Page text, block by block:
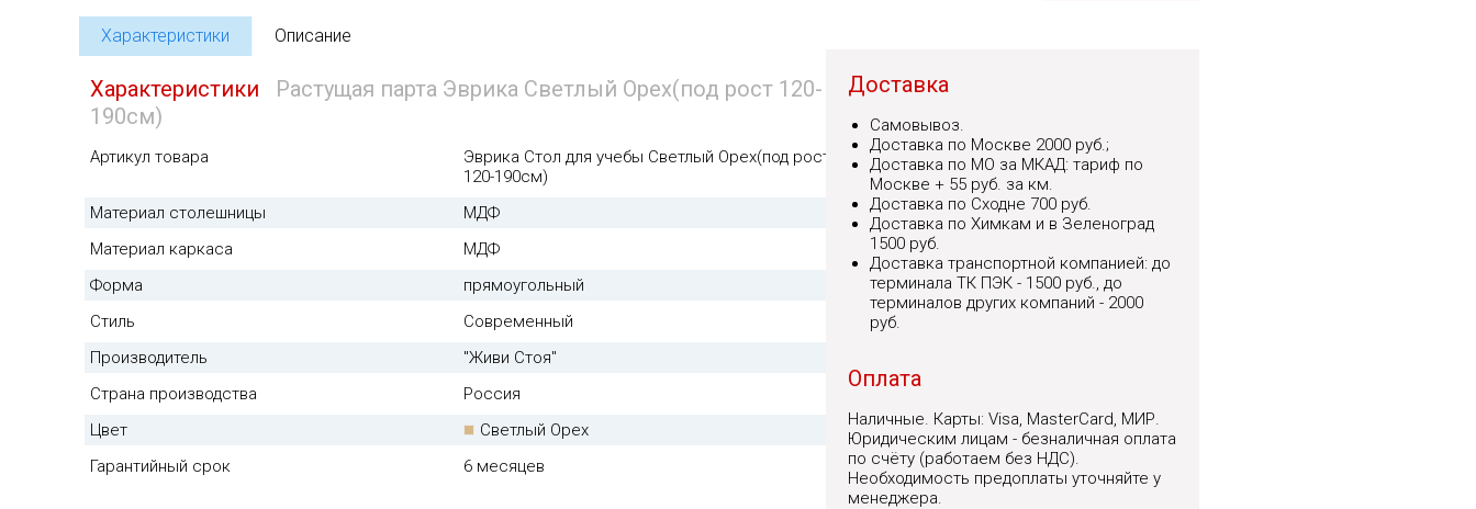
Характеристики Описание
Характеристики
Растущая парта Эврика Светлый Орех(под рост 120-
190см)
Артикул товара
Эврика Стол для учебы Светлый Орех(под рост
120-190см)
Материал столешницы
МДФ
Материал каркаса
МДФ
Форма
прямоугольный
Стиль
Современный
Производитель
"Живи Стоя"
Страна производства
Россия
Цвет
Светлый Орех
Гарантийный срок
6 месяцев
Доставка
Самовывоз.
Доставка по Москве 2000 руб.;
Доставка по МО за МКАД: тариф по
Москве + 55 руб. за км.
Доставка по Сходне 700 руб.
Доставка по Химкам и в Зеленоград
1500 руб.
Доставка транспортной компанией: до
терминала ТК ПЭК - 1500 руб., до
терминалов других компаний - 2000
руб.
Оплата
Наличные. Карты: Visa, MasterCard, МИР.
Юридическим лицам - безналичная оплата
по счёту (работаем без НДС).
Необходимость предоплаты уточняйте у
менеджера.